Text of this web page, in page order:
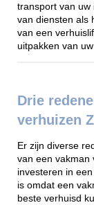
transport van uw
van diensten als
van een
uitpakken van
Drie
verhuizen
Er zijn diverse
van een vakman
investeren in
is omdat een
beste verhuisd